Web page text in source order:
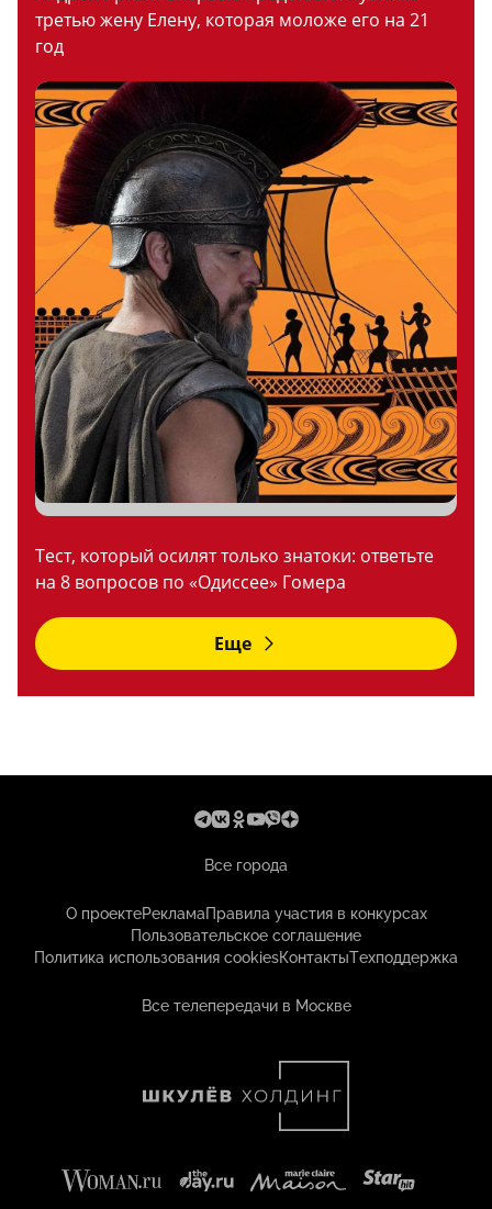
третью жену Елену, которая моложе его на 21
год
Тест, который осилят только знатоки: ответьте
на 8 вопросов по «Одиссее» Гомера
Еще
Все города
О проектеРекламаПравила участия в конкурсах
Пользовательское соглашение
Политика использования cookiesКонтактыТехподдержка
Все телепередачи в Москве